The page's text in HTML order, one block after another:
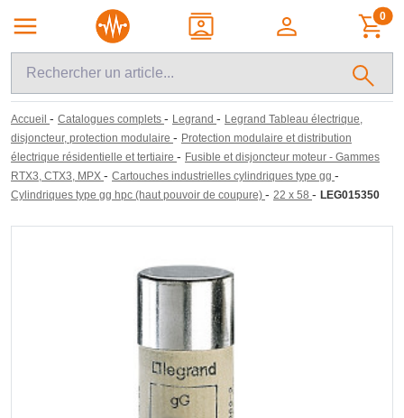
0
Accueil - Catalogues complets - Legrand - Legrand Tableau électrique,
disjoncteur, protection modulaire - Protection modulaire et distribution
électrique résidentielle et tertiaire - Fusible et disjoncteur moteur - Gammes
RTX3, CTX3, MPX - Cartouches industrielles cylindriques type gg -
Cylindriques type gg hpc (haut pouvoir de coupure) - 22 x 58 - LEG015350